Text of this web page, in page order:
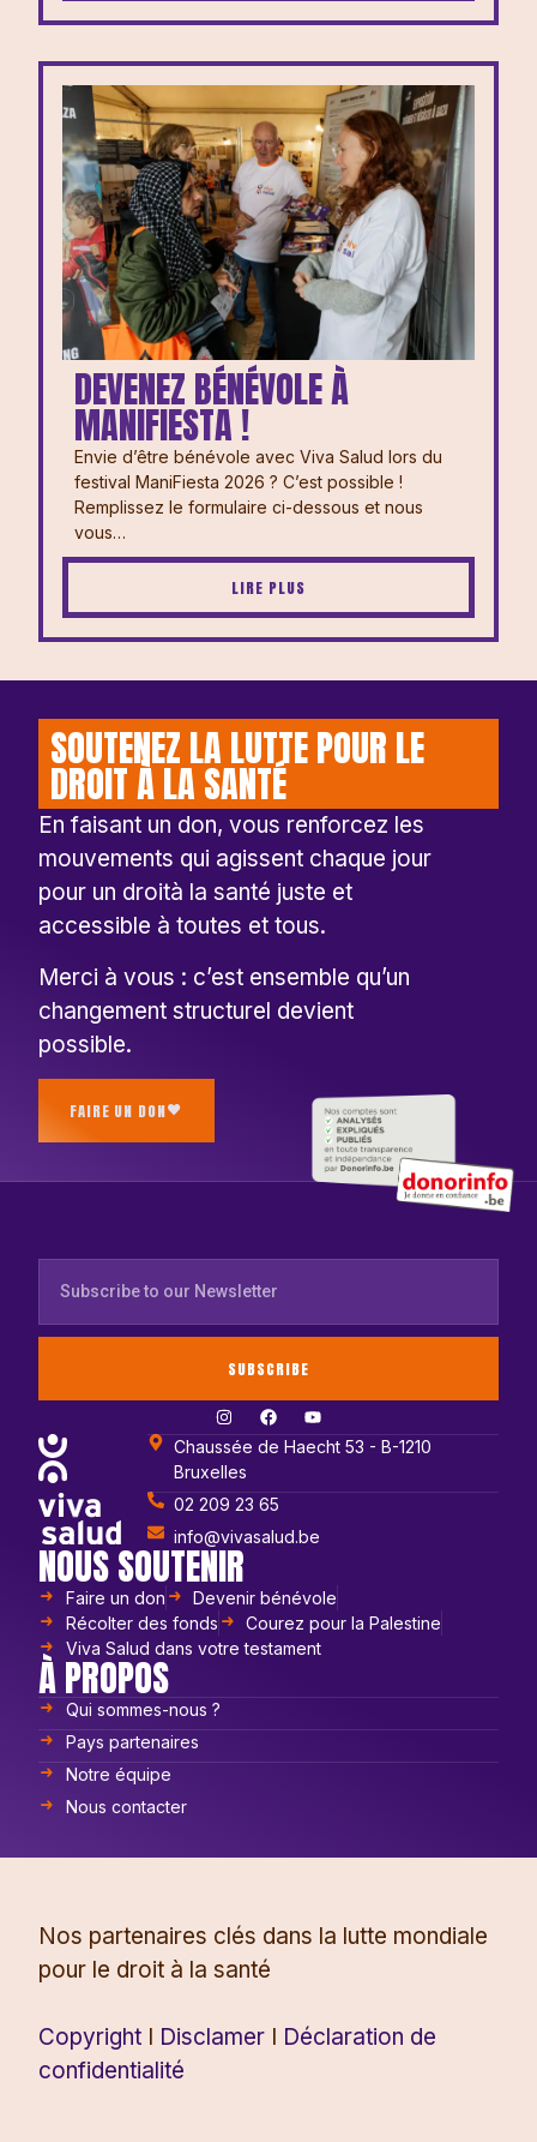
DEVENEZ BÉNÉVOLE À
MANIFIESTA !
Envie d’être bénévole avec Viva Salud lors du
festival ManiFiesta 2026 ? ⁠⁠C’est possible !
Remplissez le formulaire ci-dessous et nous
vous…
LIRE PLUS
SOUTENEZ LA LUTTE POUR LE
DROIT À LA SANTÉ
En faisant un don, vous renforcez les
mouvements qui agissent chaque jour
pour un droità la santé juste et
accessible à toutes et tous.
Merci à vous : c’est ensemble qu’un
changement structurel devient
possible.
FAIRE UN DON
SUBSCRIBE
Chaussée de Haecht 53 - B-1210
Bruxelles
02 209 23 65
info@vivasalud.be
NOUS SOUTENIR
Faire un don
Devenir bénévole
Récolter des fonds
Courez pour la Palestine
Viva Salud dans votre testament
À PROPOS
Qui sommes-nous ?
Pays partenaires
Notre équipe
Nous contacter
Nos partenaires clés dans la lutte mondiale
pour le droit à la santé
Copyright I Disclamer I Déclaration de
confidentialité